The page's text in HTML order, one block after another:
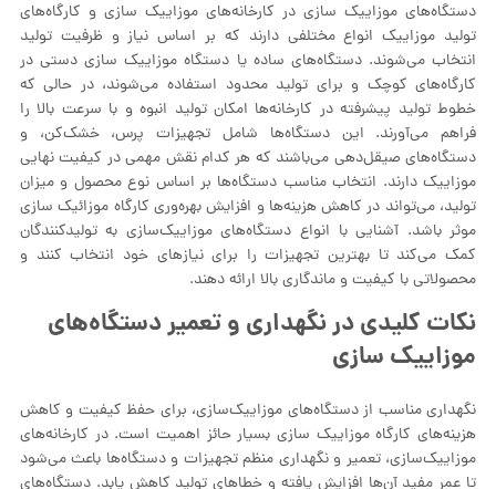
دستگاه‌های موزاییک‌ سازی در کارخانه‌های موزاییک‌ سازی و کارگاه‌های
تولید موزاییک انواع مختلفی دارند که بر اساس نیاز و ظرفیت تولید
انتخاب می‌شوند. دستگاه‌های ساده یا دستگاه موزاییک‌ سازی دستی در
کارگاه‌های کوچک و برای تولید محدود استفاده می‌شوند، در حالی که
خطوط تولید پیشرفته در کارخانه‌ها امکان تولید انبوه و با سرعت بالا را
فراهم می‌آورند. این دستگاه‌ها شامل تجهیزات پرس، خشک‌کن، و
دستگاه‌های صیقل‌دهی می‌باشند که هر کدام نقش مهمی در کیفیت نهایی
موزاییک دارند. انتخاب مناسب دستگاه‌ها بر اساس نوع محصول و میزان
تولید، می‌تواند در کاهش هزینه‌ها و افزایش بهره‌وری کارگاه موزائیک سازی
موثر باشد. آشنایی با انواع دستگاه‌های موزاییک‌سازی به تولیدکنندگان
کمک می‌کند تا بهترین تجهیزات را برای نیازهای خود انتخاب کنند و
محصولاتی با کیفیت و ماندگاری بالا ارائه دهند.
نکات کلیدی در نگهداری و تعمیر دستگاه‌های
موزاییک‌ سازی
نگهداری مناسب از دستگاه‌های موزاییک‌سازی، برای حفظ کیفیت و کاهش
هزینه‌های کارگاه موزاییک سازی بسیار حائز اهمیت است. در کارخانه‌های
موزاییک‌سازی، تعمیر و نگهداری منظم تجهیزات و دستگاه‌ها باعث می‌شود